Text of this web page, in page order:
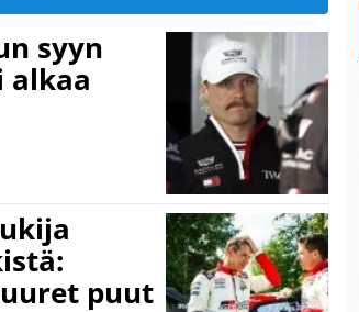
syyn
alkaa
puut